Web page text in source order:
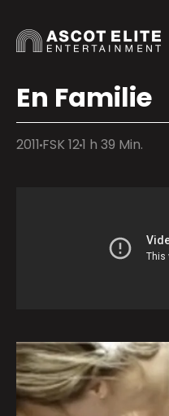
En Familie
2011 FSK 121 h 39 Min.